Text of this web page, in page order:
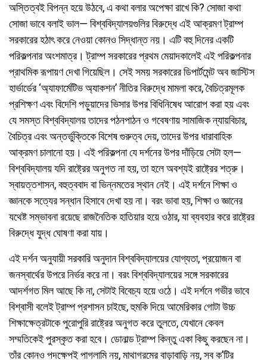
অস্তিত্বই বিপন্ন হয়ে উঠবে, এ কথা বলার অপেক্ষা রাখে কি? সোজা কথা
সোজা ভাবে বলাই ভাল— বিশ্ববিদ্যালয়গুলির বিরুদ্ধে এই আক্রমণ ট্রাম্প
সরকারের হঠাৎ করে নেওয়া কোনও সিদ্ধান্ত নয়। এটি বহু দিনের একটি
পরিকল্পনার অংশমাত্র। ট্রাম্প সরকারের প্রথম মেয়াদকালেই এই পরিকল্পনার
প্রাথমিক রূপায়ণ দেখা গিয়েছিল। সেই সময় সরকারের ডিপার্টমেন্ট অব জাস্টিস
হার্ভার্ডের ‘অ্যাফার্মেটিভ অ্যাকশন’ নীতির বিরুদ্ধে মামলা করে, বৈচিত্রমূলক
প্রশিক্ষণ এবং বিদেশি পড়ুয়াদের ভিসার উপর বিধিনিষেধ আরোপ করা হয় এবং
যে সমস্ত বিশ্ববিদ্যালয় তাদের পঠনপাঠন ও গবেষণায় সামাজিক ন্যায়বিচার,
বৈচিত্র এবং অন্তর্ভুক্তিকে বিশেষ গুরুত্ব দেয়, তাদের উপর ধারাবাহিক
আক্রমণ চালানো হয়। এই পরিকল্পনা যে দর্শনের উপর দাঁড়িয়ে সেটা হল—
বিশ্ববিদ্যালয় যদি রাষ্ট্রের অনুগত না হয়, তা হলে অবশ্যই রাষ্ট্রের শত্রু।
স্বায়ত্তশাসন, বহুত্ববাদ বা ভিন্নমতের স্থান নেই। এই দর্শনে শিক্ষা ও
জ্ঞানকে সত্যের সন্ধান হিসাবে দেখা হয় না। বরং ভাবা হয়, শিক্ষা ও জ্ঞানের
যথেষ্ট সম্ভাবনা রয়েছে রাজনৈতিক হাতিয়ার হয়ে ওঠার, যা ব্যবহার করে রাষ্ট্রের
বিরুদ্ধে যুদ্ধ ঘোষণা করা যায়।
এই দর্শন অনুযায়ী সরকারি অনুদান বিশ্ববিদ্যালয়ের যোগ্যতা, প্রয়োজন বা
জনস্বার্থের উপরে নির্ভর করে না। বরং বিশ্ববিদ্যালয়ের সঙ্গে সরকারের
আদর্শগত মিল আছে কি না, সেটাই বিবেচ্য হয়ে ওঠে। এই দর্শনে গভীর ভাবে
বিশ্বাসী বলেই ট্রাম্প প্রশাসন চাইছে, হুমকি দিয়ে আমেরিকার গোটা উচ্চ
শিক্ষাক্ষেত্রটাকে পুরোপুরি রাষ্ট্রের অনুগত করে তুলতে, যেখানে কেবল
সম্মতিকেই পুরস্কৃত করা হবে। ডোনাল্ড ট্রাম্প কিন্তু একা কিছু করছেন না।
তাঁর কোনও পদক্ষেপই পাগলামি নয়, মাথাগরমের বাড়াবাড়ি নয়, সব ক’টির